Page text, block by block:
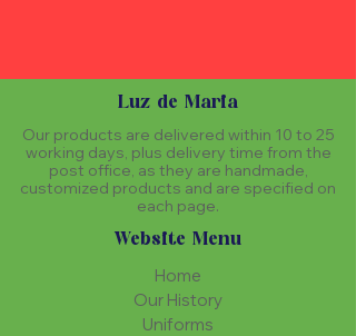
Luz de Maria
Our products are delivered within 10 to 25
working days, plus delivery time from the
post office, as they are handmade,
customized products and are specified on
each page.
Website Menu
Home
Our History
Uniforms